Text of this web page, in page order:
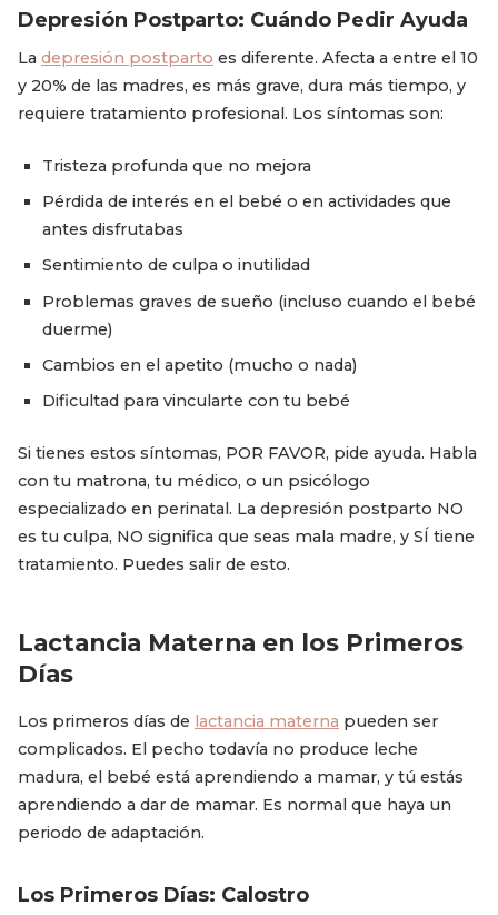
Depresión Postparto: Cuándo Pedir Ayuda
La depresión postparto es diferente. Afecta a entre el 10
y 20% de las madres, es más grave, dura más tiempo, y
requiere tratamiento profesional. Los síntomas son:
Tristeza profunda que no mejora
Pérdida de interés en el bebé o en actividades que
antes disfrutabas
Sentimiento de culpa o inutilidad
Problemas graves de sueño (incluso cuando el bebé
duerme)
Cambios en el apetito (mucho o nada)
Dificultad para vincularte con tu bebé
Si tienes estos síntomas, POR FAVOR, pide ayuda. Habla
con tu matrona, tu médico, o un psicólogo
especializado en perinatal. La depresión postparto NO
es tu culpa, NO significa que seas mala madre, y SÍ tiene
tratamiento. Puedes salir de esto.
Lactancia Materna en los Primeros
Días
Los primeros días de lactancia materna pueden ser
complicados. El pecho todavía no produce leche
madura, el bebé está aprendiendo a mamar, y tú estás
aprendiendo a dar de mamar. Es normal que haya un
periodo de adaptación.
Los Primeros Días: Calostro